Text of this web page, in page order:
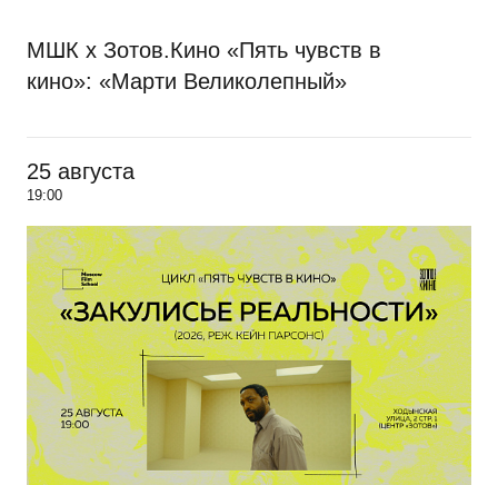
МШК х Зотов.Кино «Пять чувств в
кино»: «Марти Великолепный»
25 августа
19:00